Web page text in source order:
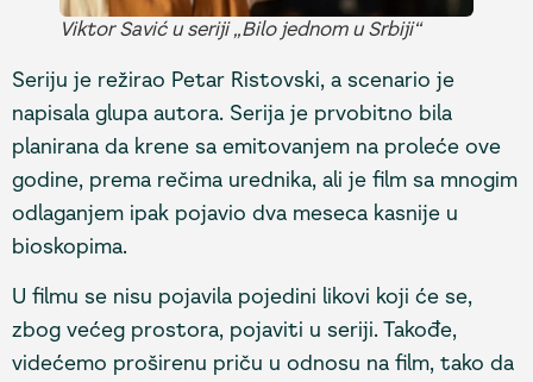
Viktor Savić u seriji „Bilo jednom u Srbiji“
Seriju je režirao Petar Ristovski, a scenario je
napisala glupa autora. Serija je prvobitno bila
planirana da krene sa emitovanjem na proleće ove
godine, prema rečima urednika, ali je film sa mnogim
odlaganjem ipak pojavio dva meseca kasnije u
bioskopima.
U filmu se nisu pojavila pojedini likovi koji će se,
zbog većeg prostora, pojaviti u seriji. Takođe,
videćemo proširenu priču u odnosu na film, tako da